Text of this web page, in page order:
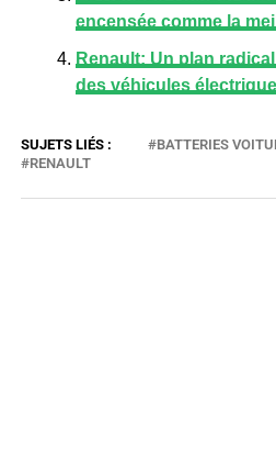
encensée comme la
Renault: Un plan
des véhicules
BATTERIES
RENAULT